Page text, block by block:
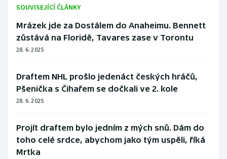
SOUVISEJÍCÍ ČLÁNKY
Mrázek jde za Dostálem do Anaheimu. Bennett
zůstává na Floridě, Tavares zase v Torontu
28. 6. 2025
Draftem NHL prošlo jedenáct českých hráčů,
Pšenička s Čihařem se dočkali ve 2. kole
28. 6. 2025
Projít draftem bylo jedním z mých snů. Dám do
toho celé srdce, abychom jako tým uspěli, říká
Mrtka